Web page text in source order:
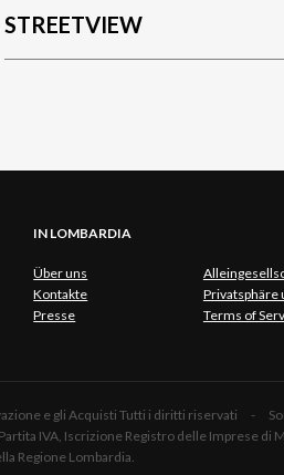
STREETVIEW
IN LOMBARDIA
Über uns
Kontakte
Privatsphäre
Presse
Terms of
e gli Acquisti Tutti i diritti riservati
IVA, Iscrizione Registro delle Imprese
Regione Lombardia.